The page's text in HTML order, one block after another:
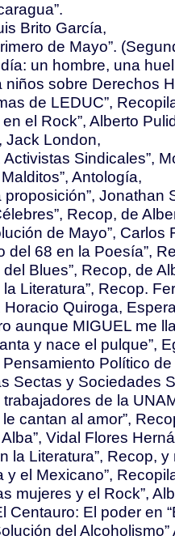
Brito García,
de Mayo”.
un hombre, una
niños sobre Derechos
de LEDUC”,
el Rock”, Alberto
Jack London,
Activistas Sindicales”,
Antología,
proposición”, Jonathan
Recop, de
de Mayo”, Carlos
del 68 en la Poesía”,
Blues”, Recop, de
la Literatura”, Recop.
Horacio Quiroga,
aunque MIGUEL me
y nace el pulque”,
Político
Sectas y Sociedades
trabajadores de la
cantan al amor”,
Vidal Flores
la Literatura”, Recop,
y el Mexicano”,
mujeres y el Rock”,
Centauro: El poder en
del